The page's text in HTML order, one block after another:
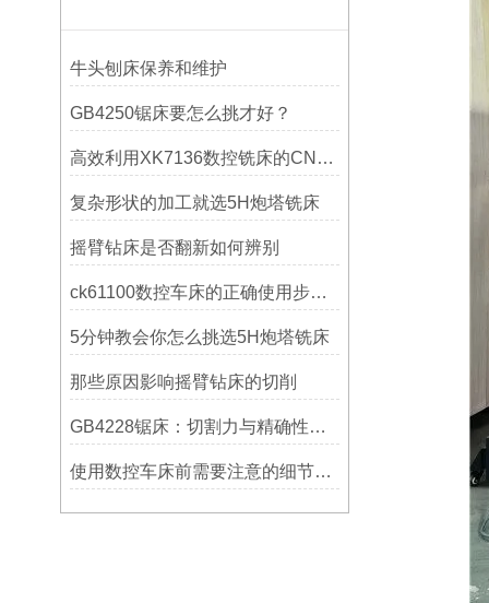
牛头刨床保养和维护
GB4250锯床要怎么挑才好？
高效利用XK7136数控铣床的CNC系统？
复杂形状的加工就选5H炮塔铣床
摇臂钻床是否翻新如何辨别
ck61100数控车床的正确使用步骤是什么？
5分钟教会你怎么挑选5H炮塔铣床
那些原因影响摇臂钻床的切削
GB4228锯床：切割力与精确性的结合
使用数控车床前需要注意的细节有哪些呢？